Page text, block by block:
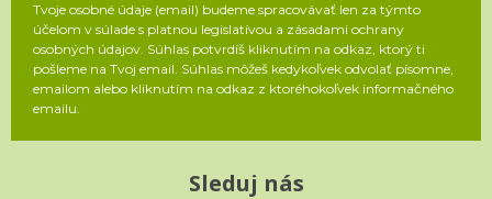
Tvoje osobné údaje (email) budeme spracovávať len za týmto
účelom v súlade s platnou legislatívou a zásadami ochrany
osobných údajov. Súhlas potvrdíš kliknutím na odkaz, ktorý ti
pošleme na Tvoj email. Súhlas môžeš kedykoľvek odvolať písomne,
emailom alebo kliknutím na odkaz z ktoréhokoľvek informačného
emailu.
Sleduj nás